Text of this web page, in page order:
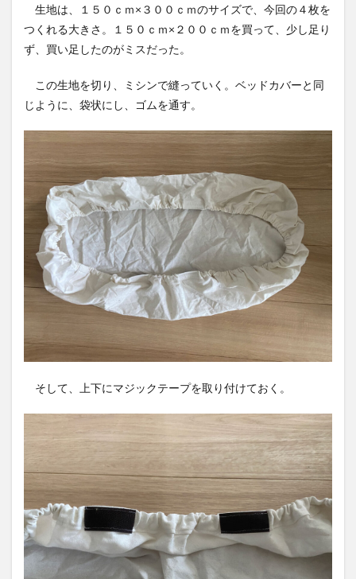
生地は、１５０ｃｍ×３００ｃｍのサイズで、今回の４枚を
つくれる大きさ。１５０ｃｍ×２００ｃｍを買って、少し足り
ず、買い足したのがミスだった。
この生地を切り、ミシンで縫っていく。ベッドカバーと同
じように、袋状にし、ゴムを通す。
そして、上下にマジックテープを取り付けておく。